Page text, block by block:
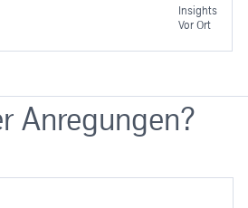
Insights
Vor Ort
Anregungen?